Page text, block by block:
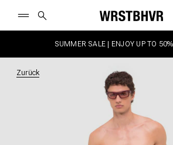
SUMMER SALE | ENJOY UP TO
Zurück